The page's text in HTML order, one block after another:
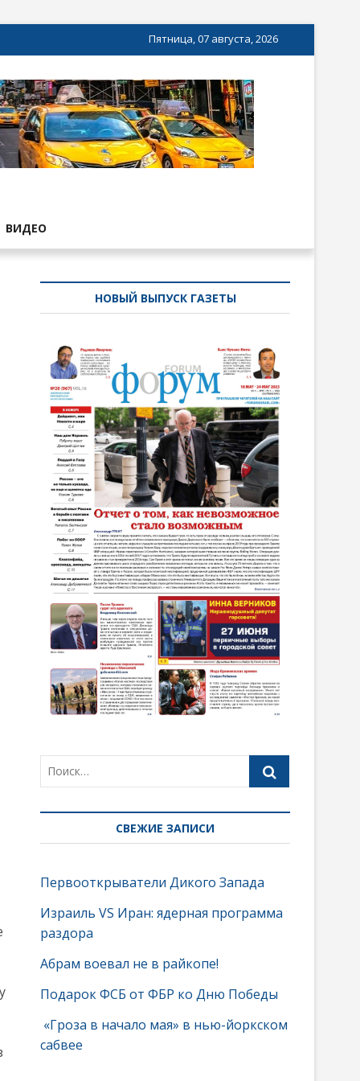
Пятница, 07 августа, 2026
ВИДЕО
НОВЫЙ ВЫПУСК ГАЗЕТЫ
СВЕЖИЕ ЗАПИСИ
Первооткрыватели Дикого Запада
Израиль VS Иран: ядерная программа
раздора
Абрам воевал не в райкопе!
Подарок ФСБ от ФБР ко Дню Победы
«Гроза в начало мая» в нью-йоркском
сабвее